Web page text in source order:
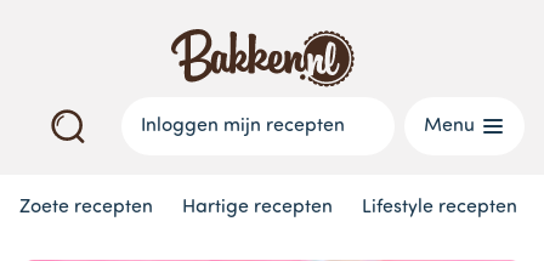
Inloggen mijn recepten Menu
Zoete recepten Hartige recepten Lifestyle recepten